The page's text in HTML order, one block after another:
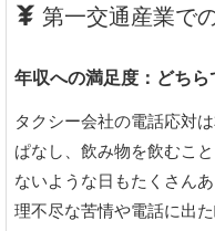
第一交通産業で
年収への満足度：どちら
タクシー会社の電話応対
ぱなし、飲み物を飲むこ
ないような日もたくさん
理不尽な苦情や電話に出